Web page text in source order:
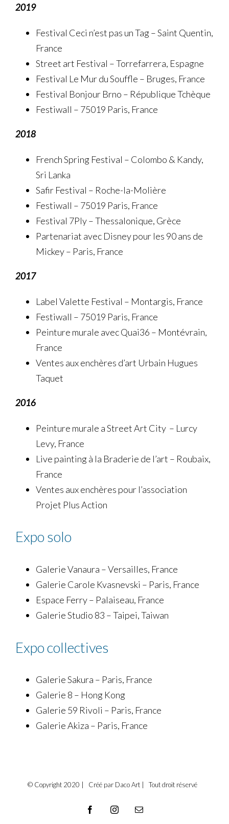
2019
Festival Ceci n’est pas un Tag – Saint Quentin,
France
Street art Festival – Torrefarrera, Espagne
Festival Le Mur du Souffle – Bruges, France
Festival Bonjour Brno – République Tchèque
Festiwall – 75019 Paris, France
2018
French Spring Festival – Colombo & Kandy,
Sri Lanka
Safir Festival – Roche-la-Molière
Festiwall – 75019 Paris, France
Festival 7Ply – Thessalonique, Grèce
Partenariat avec Disney pour les 90 ans de
Mickey – Paris, France
2017
Label Valette Festival – Montargis, France
Festiwall – 75019 Paris, France
Peinture murale avec Quai36 – Montévrain,
France
Ventes aux enchères d’art Urbain Hugues
Taquet
2016
Peinture murale a Street Art City – Lurcy
Levy, France
Live painting à la Braderie de l’art – Roubaix,
France
Ventes aux enchères pour l’association
Projet Plus Action
Expo solo
Galerie Vanaura – Versailles, France
Galerie Carole Kvasnevski – Paris, France
Espace Ferry – Palaiseau, France
Galerie Studio 83 – Taipei, Taiwan
Expo collectives
Galerie Sakura – Paris, France
Galerie 8 – Hong Kong
Galerie 59 Rivoli – Paris, France
Galerie Akiza – Paris, France
© Copyright 2020 | Créé par Daco Art | Tout droit réservé
FacebookInstagramEmail